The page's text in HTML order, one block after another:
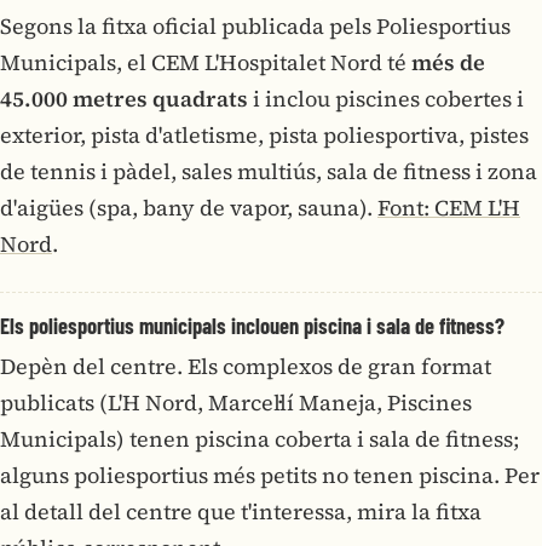
Segons la fitxa oficial publicada pels Poliesportius
Municipals, el CEM L'Hospitalet Nord té més de
45.000 metres quadrats i inclou piscines cobertes i
exterior, pista d'atletisme, pista poliesportiva, pistes
de tennis i pàdel, sales multiús, sala de fitness i zona
d'aigües (spa, bany de vapor, sauna). Font: CEM L'H
Nord.
Els poliesportius municipals inclouen piscina i sala de fitness?
Depèn del centre. Els complexos de gran format
publicats (L'H Nord, Marcel·lí Maneja, Piscines
Municipals) tenen piscina coberta i sala de fitness;
alguns poliesportius més petits no tenen piscina. Per
al detall del centre que t'interessa, mira la fitxa